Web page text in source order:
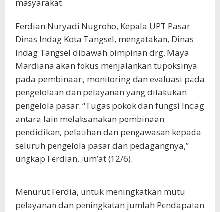
masyarakat.
Ferdian Nuryadi Nugroho, Kepala UPT Pasar
Dinas Indag Kota Tangsel, mengatakan, Dinas
Indag Tangsel dibawah pimpinan drg. Maya
Mardiana akan fokus menjalankan tupoksinya
pada pembinaan, monitoring dan evaluasi pada
pengelolaan dan pelayanan yang dilakukan
pengelola pasar. “Tugas pokok dan fungsi Indag
antara lain melaksanakan pembinaan,
pendidikan, pelatihan dan pengawasan kepada
seluruh pengelola pasar dan pedagangnya,”
ungkap Ferdian. Jum’at (12/6).
Menurut Ferdia, untuk meningkatkan mutu
pelayanan dan peningkatan jumlah Pendapatan